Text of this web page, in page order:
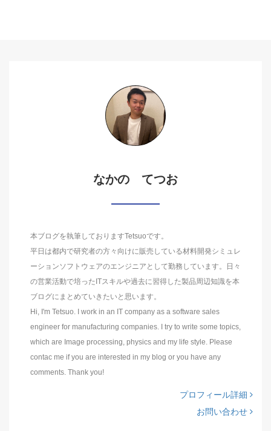
なかの てつお
本ブログを執筆しておりますTetsuoです。
平日は都内で研究者の方々向けに販売している材料開発シミュレ
ーションソフトウェアのエンジニアとして勤務しています。日々
の営業活動で培ったITスキルや過去に習得した製品周辺知識を本
ブログにまとめていきたいと思います。
Hi, I'm Tetsuo. I work in an IT company as a software sales
engineer for manufacturing companies. I try to write some topics,
which are Image processing, physics and my life style. Please
contac me if you are interested in my blog or you have any
comments. Thank you!
プロフィール詳細
お問い合わせ